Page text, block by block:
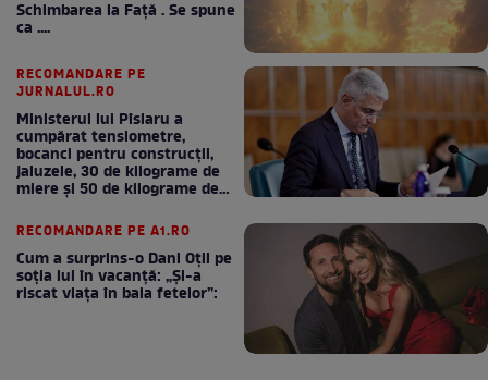
Schimbarea la Față . Se spune
ca ....
RECOMANDARE PE
JURNALUL.RO
Ministerul lui Pîslaru a
cumpărat tensiometre,
bocanci pentru construcții,
jaluzele, 30 de kilograme de
miere și 50 de kilograme de
RECOMANDARE PE A1.RO
Cum a surprins-o Dani Oțil pe
soția lui în vacanță: „Și-a
riscat viața în baia fetelor”: